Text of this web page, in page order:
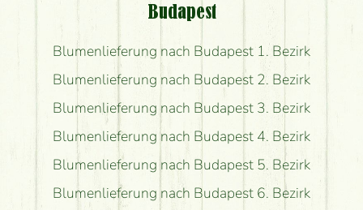
Budapest
Blumenlieferung nach Budapest 1. Bezirk
Blumenlieferung nach Budapest 2. Bezirk
Blumenlieferung nach Budapest 3. Bezirk
Blumenlieferung nach Budapest 4. Bezirk
Blumenlieferung nach Budapest 5. Bezirk
Blumenlieferung nach Budapest 6. Bezirk